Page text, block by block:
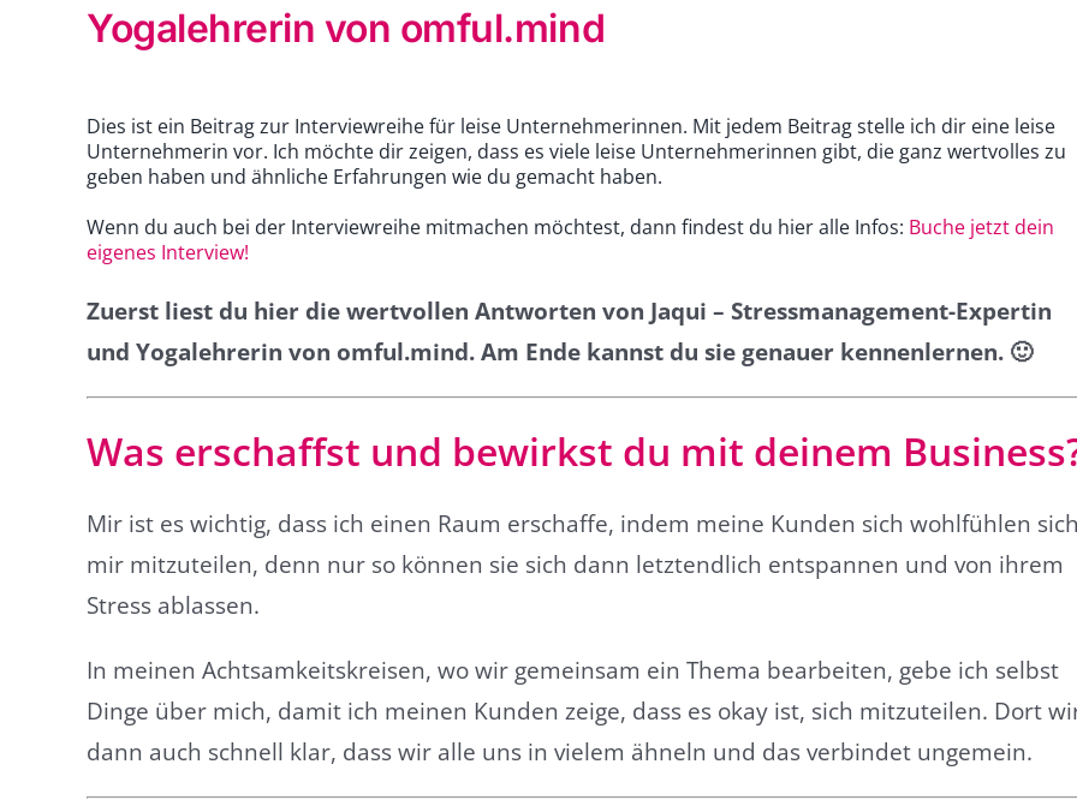
Yogalehrerin von omful.mind
Dies ist ein Beitrag zur Interviewreihe für leise Unternehmerinnen. Mit jedem Beitrag stelle ich dir eine leise
Unternehmerin vor. Ich möchte dir zeigen, dass es viele leise Unternehmerinnen gibt, die ganz wertvolles zu
geben haben und ähnliche Erfahrungen wie du gemacht haben.
Wenn du auch bei der Interviewreihe mitmachen möchtest, dann findest du hier alle Infos: Buche jetzt dein
eigenes Interview!
Zuerst liest du hier die wertvollen Antworten von Jaqui – Stressmanagement-Expertin
und Yogalehrerin von omful.mind. Am Ende kannst du sie genauer kennenlernen. 🙂
Was erschaffst und bewirkst du mit deinem
Mir ist es wichtig, dass ich einen Raum erschaffe, indem meine Kunden sich wohlfühlen
mir mitzuteilen, denn nur so können sie sich dann letztendlich entspannen und von ihrem
Stress ablassen.
In meinen Achtsamkeitskreisen, wo wir gemeinsam ein Thema bearbeiten, gebe ich selbst
Dinge über mich, damit ich meinen Kunden zeige, dass es okay ist, sich mitzuteilen. Dort
dann auch schnell klar, dass wir alle uns in vielem ähneln und das verbindet ungemein.